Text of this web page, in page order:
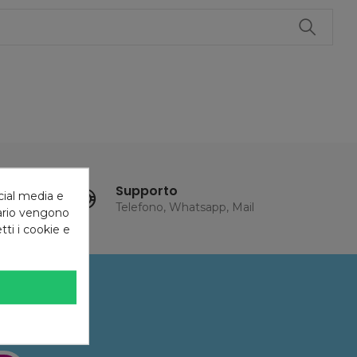
Supporto
Telefono, Whatsapp, Mail
media e
vengono
i cookie e